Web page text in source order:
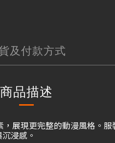
及付款方式
商品描述
展現更完整的動漫風格。
浸感。